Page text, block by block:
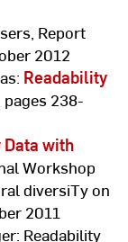
Report
2012
Readability
238-
with
Workshop
diversiTy on
2011
Readability